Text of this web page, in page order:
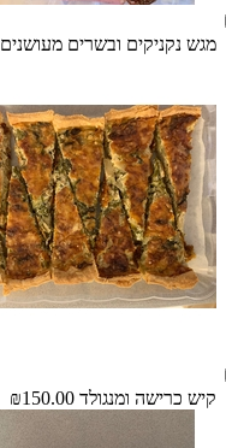
מגש נקניקים ובשרים מעושנים
קיש כרישה ומנגולד ₪150.00